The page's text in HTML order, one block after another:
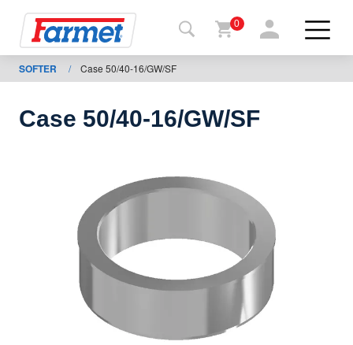
maskiner
nedladdning
0
SOFTER / Case 50/40-16/GW/SF
Case 50/40-16/GW/SF